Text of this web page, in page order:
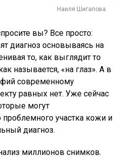
Наиля Шигапова
вы? Все просто:
диагноз основываясь на
то, как выглядит то
называется, «на глаз». А в
современному
равных нет. Уже сейчас
могут
проблемного участка кожи и
диагноз.
миллионов снимков.